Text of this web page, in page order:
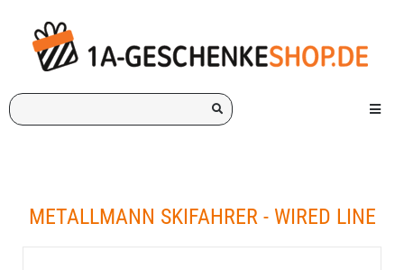
Ich
suche
Menü
METALLMANN SKIFAHRER - WIRED LINE